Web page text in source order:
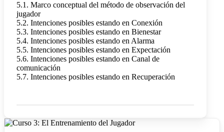
5.1. Marco conceptual del método de observación del
jugador
5.2. Intenciones posibles estando en Conexión
5.3. Intenciones posibles estando en Bienestar
5.4. Intenciones posibles estando en Alarma
5.5. Intenciones posibles estando en Expectación
5.6. Intenciones posibles estando en Canal de
comunicación
5.7. Intenciones posibles estando en Recuperación